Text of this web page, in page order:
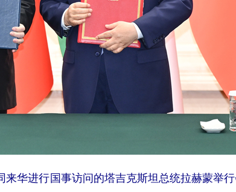
华进行国事访问的塔吉克斯坦总统拉赫蒙举